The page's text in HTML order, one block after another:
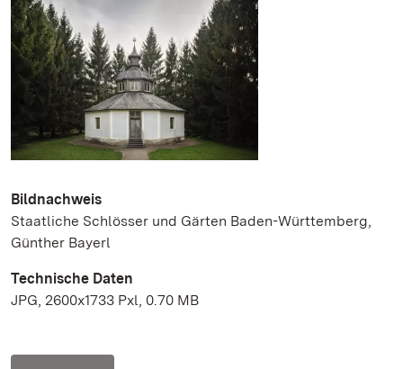
Bildnachweis
Staatliche Schlösser und Gärten Baden-Württemberg,
Günther Bayerl
Technische Daten
JPG, 2600x1733 Pxl, 0.70 MB